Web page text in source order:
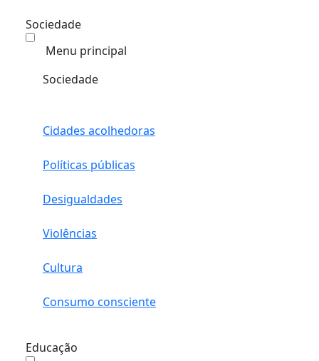
Sociedade
Menu principal
Sociedade
Cidades acolhedoras
Políticas públicas
Desigualdades
Violências
Cultura
Consumo consciente
Educação